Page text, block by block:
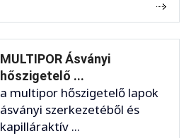
MULTIPOR Ásványi
hőszigetelő ...
a multipor hőszigetelő lapok
ásványi szerkezetéből és
kapilláraktív ...